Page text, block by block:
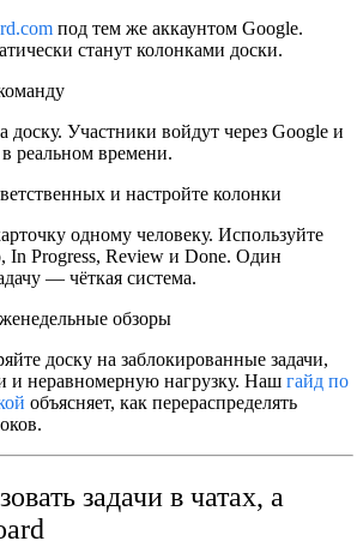
под тем же аккаунтом Google.
станут колонками доски.
доску. Участники войдут через Google и
реальном времени.
и настройте колонки
одному человеку. Используйте
In Progress, Review и Done. Один
— чёткая система.
обзоры
доску на заблокированные задачи,
и неравномерную нагрузку. Наш гайд по
объясняет, как перераспределять
задачи в чатах, а